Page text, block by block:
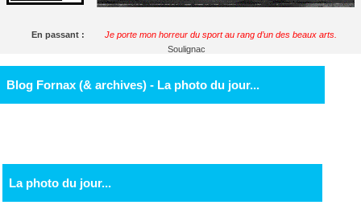
En passant :
Je porte mon horreur du sport au rang d’un des beaux arts.
Soulignac
Blog Fornax (& archives) - La photo du jour...
La photo du jour...